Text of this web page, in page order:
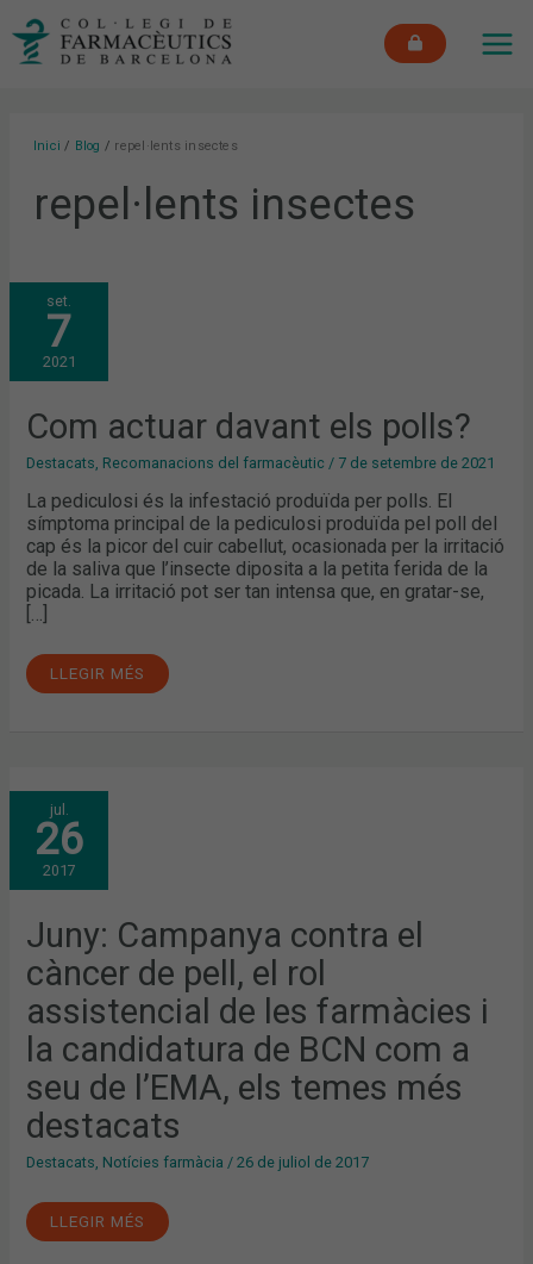
Inici Blog repel·lents insectes
repel·lents insectes
set.
7
2021
Com actuar davant els polls?
Destacats Recomanacions del farmacèutic / 7 de setembre de 2021
La pediculosi és la infestació produïda per polls. El
símptoma principal de la pediculosi produïda pel poll del
cap és la picor del cuir cabellut, ocasionada per la irritació
de la saliva que l’insecte diposita a la petita ferida de la
picada. La irritació pot ser tan intensa que, en gratar-se,
COM
ACTUAR
DAVANT
ELS
POLLS?
LLEGIR MÉS
jul.
26
2017
Juny: Campanya contra el
càncer de pell, el rol
assistencial de les farmàcies i
la candidatura de BCN com a
seu de l’EMA, els temes més
destacats
Destacats Notícies farmàcia /26 de juliol de 2017
JUNY:
CAMPANYA
CONTRA
EL
CÀNCER
DE
PELL,
ASSISTENCIAL
DE
LES
FARMÀCIES
LA
CANDIDATURA
DE
BCN
A
DE
L’EMA,
ELS
TEMES
DESTACATS
LLEGIR MÉS